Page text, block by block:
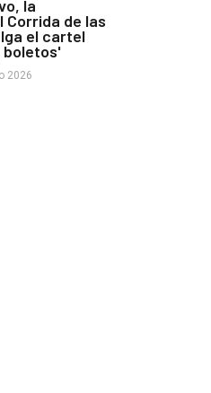
la
Corrida de las
el cartel
boletos'
2026